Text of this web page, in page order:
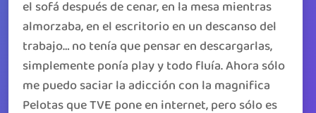
el sofá después de cenar, en la mesa mientras
almorzaba, en el escritorio en un descanso del
trabajo… no tenía que pensar en descargarlas,
simplemente ponía play y todo fluía. Ahora sólo
me puedo saciar la adicción con la magnifica
Pelotas que TVE pone en internet, pero sólo es